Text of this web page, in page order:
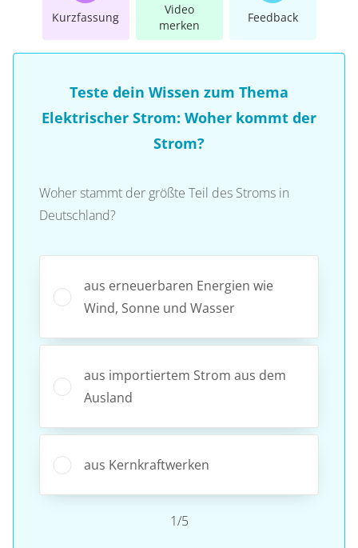
Kurzfassung
Video
merken
Feedback
Teste dein Wissen zum Thema
Elektrischer Strom: Woher kommt der
Strom?
Woher stammt der größte Teil des Stroms in
Deutschland?
aus erneuerbaren Energien wie
Wind, Sonne und Wasser
aus importiertem Strom aus dem
Ausland
aus Kernkraftwerken
1/5